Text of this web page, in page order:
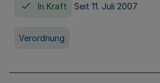
In Kraft Seit 11. Juli 2007
Verordnung